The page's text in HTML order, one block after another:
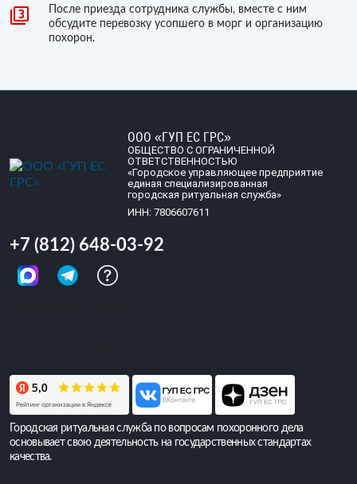
После приезда сотрудника службы, вместе с ним
обсудите перевозку усопшего в морг и организацию
похорон.
ООО «ГУП ЕС ГРС»
ОБЩЕСТВО С ОГРАНИЧЕННОЙ
ОТВЕТСТВЕННОСТЬЮ
«Городское управляющее предприятие
единая специализированная
городская ритуальная служба»
ИНН: 7806607611
+7 (812) 648-03-92
Городская ритуальная служба по вопросам похоронного дела
основывает свою деятельность на государственных стандартах
качества.